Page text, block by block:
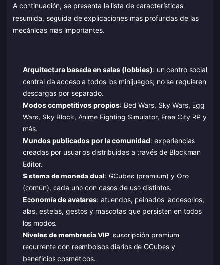
A continuación, se presenta la lista de características
resumida, seguida de explicaciones más profundas de las
mecánicas más importantes.
Arquitectura basada en salas (lobbies): un centro social
central da acceso a todos los minijuegos; no se requieren
descargas por separado.
Modos competitivos propios: Bed Wars, Sky Wars, Egg
Wars, Sky Block, Anime Fighting Simulator, Free City RP y
más.
Mundos publicados por la comunidad: experiencias
creadas por usuarios distribuidas a través de Blockman
Editor.
Sistema de moneda dual: GCubes (premium) y Oro
(común), cada uno con casos de uso distintos.
Economía de avatares: atuendos, peinados, accesorios,
alas, estelas, gestos y mascotas que persisten en todos
los modos.
Niveles de membresía VIP: suscripción premium
recurrente con reembolsos diarios de GCubes y
beneficios cosméticos.